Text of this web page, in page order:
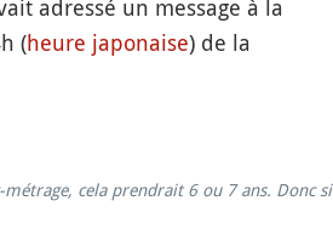
adressé un message à la
(heure japonaise) de la
cela prendrait 6 ou 7 ans. Donc si